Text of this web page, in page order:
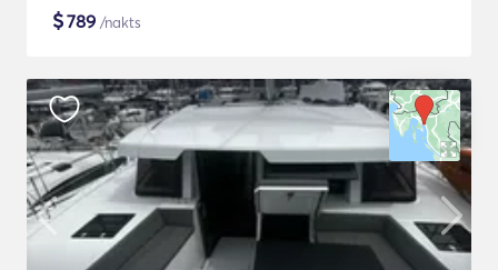
$789 /nakts